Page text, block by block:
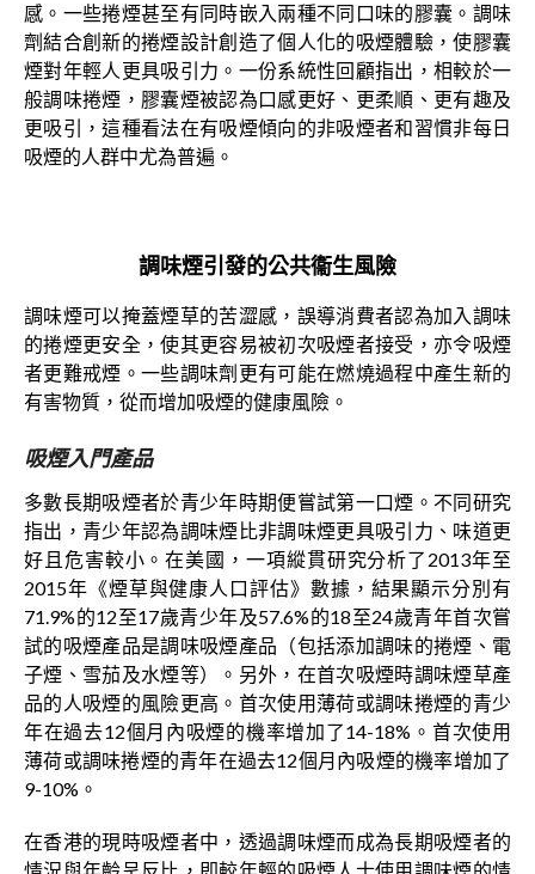
感。一些捲煙甚至有同時嵌入兩種不同口味的膠囊。調味
劑結合創新的捲煙設計創造了個人化的吸煙體驗，使膠囊
煙對年輕人更具吸引力。一份系統性回顧指出，相較於一
般調味捲煙，膠囊煙被認為口感更好、更柔順、更有趣及
更吸引，這種看法在有吸煙傾向的非吸煙者和習慣非每日
吸煙的人群中尤為普遍。
調味煙引發的公共衞生風險
調味煙可以掩蓋煙草的苦澀感，誤導消費者認為加入調味
的捲煙更安全，使其更容易被初次吸煙者接受，亦令吸煙
者更難戒煙。一些調味劑更有可能在燃燒過程中產生新的
有害物質，從而增加吸煙的健康風險。
吸煙入門產品
多數長期吸煙者於青少年時期便嘗試第一口煙。不同研究
指出，青少年認為調味煙比非調味煙更具吸引力、味道更
好且危害較小。在美國，一項縱貫研究分析了2013年至
2015年《煙草與健康人口評估》數據，結果顯示分別有
71.9%的12至17歲青少年及57.6%的18至24歲青年首次嘗
試的吸煙產品是調味吸煙產品（包括添加調味的捲煙、電
子煙、雪茄及水煙等）。另外，在首次吸煙時調味煙草產
品的人吸煙的風險更高。首次使用薄荷或調味捲煙的青少
年在過去12個月內吸煙的機率增加了14-18%。首次使用
薄荷或調味捲煙的青年在過去12個月內吸煙的機率增加了
9-10%。
在香港的現時吸煙者中，透過調味煙而成為長期吸煙者的